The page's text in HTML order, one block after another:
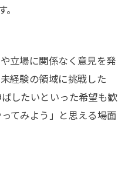
立場に関係なく意見を発
経験の領域に挑戦した
したいといった希望も歓
てみよう」と思える場面